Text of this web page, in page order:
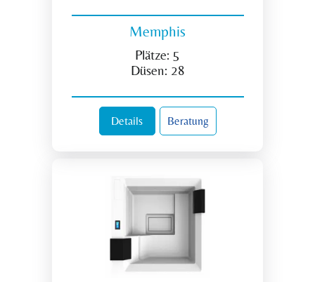
Memphis
Plätze: 5
Düsen: 28
Details Beratung